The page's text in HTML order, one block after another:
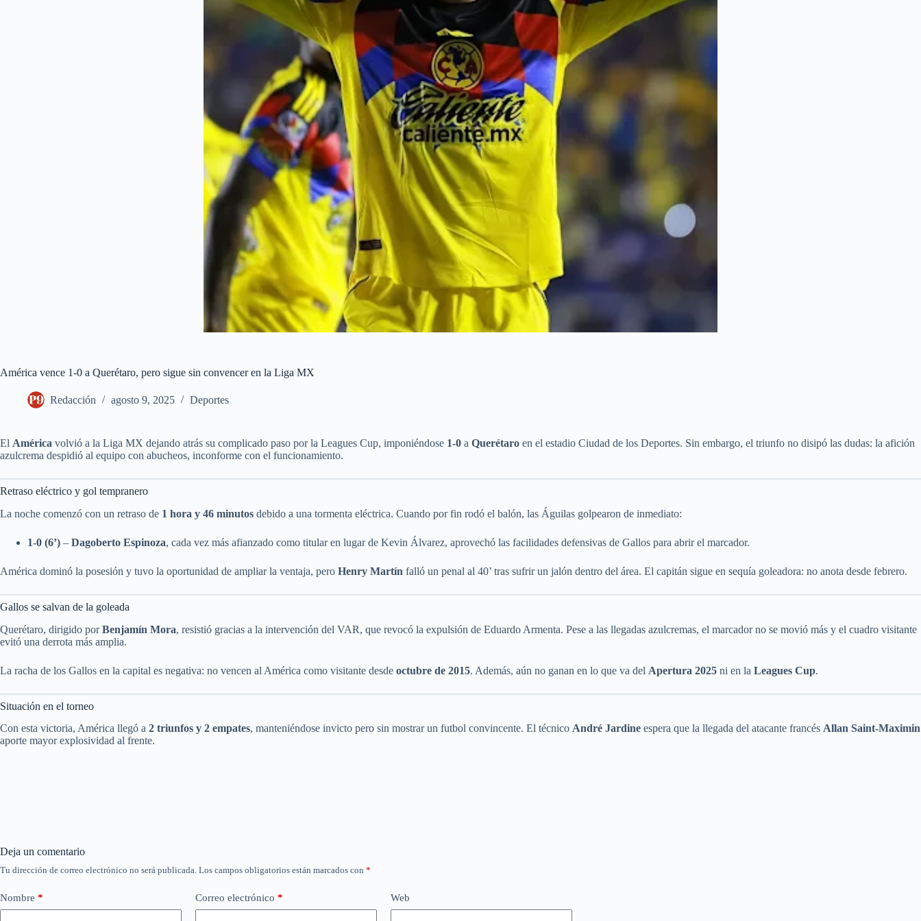
América vence 1-0 a Querétaro, pero sigue sin convencer en la Liga MX
Redacción agosto 9, 2025 Deportes
El América volvió a la Liga MX dejando atrás su complicado paso por la Leagues Cup, imponiéndose 1-0 a Querétaro en el estadio Ciudad de los Deportes. Sin embargo, el triunfo no disipó las dudas: la afición
azulcrema despidió al equipo con abucheos, inconforme con el funcionamiento.
Retraso eléctrico y gol tempranero
La noche comenzó con un retraso de 1 hora y 46 minutos debido a una tormenta eléctrica. Cuando por fin rodó el balón, las Águilas golpearon de inmediato:
1-0 (6’) – Dagoberto Espinoza, cada vez más afianzado como titular en lugar de Kevin Álvarez, aprovechó las facilidades defensivas de Gallos para abrir el marcador.
América dominó la posesión y tuvo la oportunidad de ampliar la ventaja, pero Henry Martín falló un penal al 40’ tras sufrir un jalón dentro del área. El capitán sigue en sequía goleadora: no anota desde febrero.
Gallos se salvan de la goleada
Querétaro, dirigido porBenjamín Mora, resistió gracias a la intervención del VAR, que revocó la expulsión de Eduardo Armenta. Pese a las llegadas azulcremas, el marcador no se movió más y el cuadro visitante
evitó una derrota más amplia.
La racha de los Gallos en la capital es negativa: no vencen al América como visitante desde octubre de 2015. Además, aún no ganan en lo que va del Apertura 2025 ni en la Leagues Cup.
Situación en el torneo
Con esta victoria, América llegó a 2 triunfos y 2 empates, manteniéndose invicto pero sin mostrar un futbol convincente. El técnico André Jardine espera que la llegada del atacante francés Allan Saint-Maximin
aporte mayor explosividad al frente.
Deja un comentario
Tu dirección de correo electrónico no será publicada. Los campos obligatorios están marcados con *
Nombre * Correo electrónico * Web